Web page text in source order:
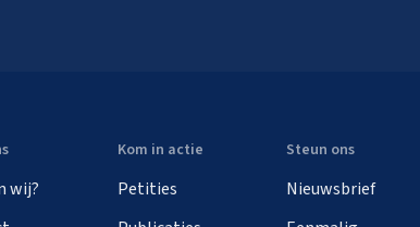
wij?
Kom in actie
Petities
Steun ons
Nieuwsbrief